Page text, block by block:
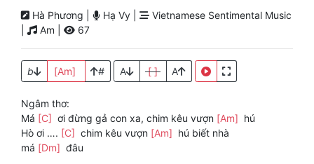
Hà Phương | Hạ Vy |
Vietnamese Sentimental Music
Am | 67
b [Am] # A [ ] A
Ngâm thơ:
Má [C] ơi đừng gả con xa, chim kêu vượn [Am] hú
Hò ơi …. [C] chim kêu vượn [Am] hú biết nhà
má [Dm] đâu